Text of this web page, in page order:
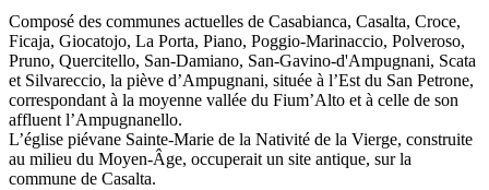
Composé des communes actuelles de Casabianca, Casalta, Croce,
Ficaja, Giocatojo, La Porta, Piano, Poggio-Marinaccio, Polveroso,
Pruno, Quercitello, San-Damiano, San-Gavino-d'Ampugnani, Scata
et Silvareccio, la piève d’Ampugnani, située à l’Est du San Petrone,
correspondant à la moyenne vallée du Fium’Alto et à celle de son
affluent l’Ampugnanello.
L’église piévane Sainte-Marie de la Nativité de la Vierge, construite
au milieu du Moyen-Âge, occuperait un site antique, sur la
commune de Casalta.